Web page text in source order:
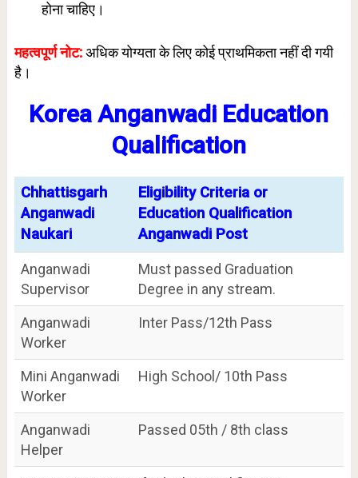
होना चाहिए।
महत्वपूर्ण नोट: अधिक योग्यता के लिए कोई प्राथमिकता नहीं दी गयी
है।
Korea Anganwadi Education
Qualification
Chhattisgarh
Anganwadi
Naukari
Eligibility Criteria or
Education Qualification
Anganwadi Post
Anganwadi
Supervisor
Must passed Graduation
Degree in any stream.
Anganwadi
Worker
Inter Pass/12th Pass
Mini Anganwadi
Worker
High School/ 10th Pass
Anganwadi
Helper
Passed 05th / 8th class